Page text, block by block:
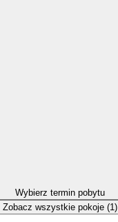
Wybierz termin pobytu
Zobacz wszystkie pokoje (1)